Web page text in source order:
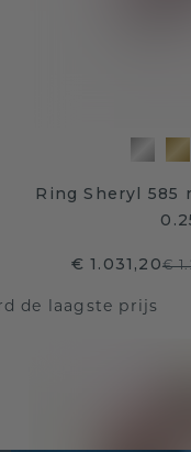
Ring Sheryl 585
€ 1.031,20€
de laagste prijs